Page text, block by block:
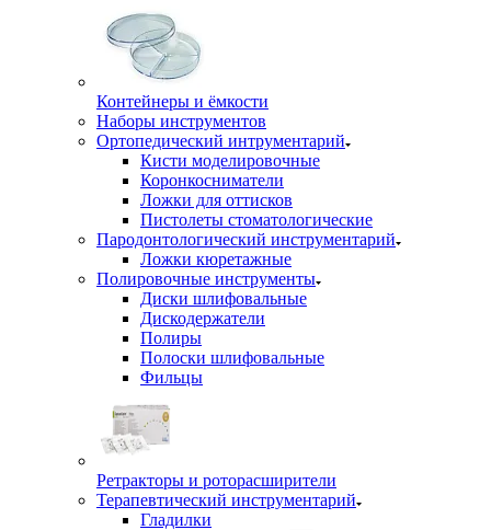
Контейнеры и ёмкости
Наборы инструментов
Ортопедический интрументарий
Кисти моделировочные
Коронкосниматели
Ложки для оттисков
Пистолеты стоматологические
Пародонтологический инструментарий
Ложки кюретажные
Полировочные инструменты
Диски шлифовальные
Дискодержатели
Полиры
Полоски шлифовальные
Фильцы
Ретракторы и роторасширители
Терапевтический инструментарий
Гладилки